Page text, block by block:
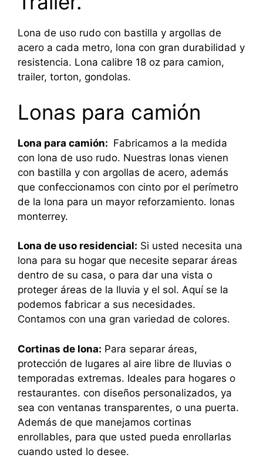
Lona de uso rudo con bastilla y argollas de
acero a cada metro, lona con gran durabilidad y
resistencia. Lona calibre 18 oz para camion,
trailer, torton, gondolas.
Lonas para camión
Lona para camión: Fabricamos a la medida
con lona de uso rudo. Nuestras lonas vienen
con bastilla y con argollas de acero, además
que confeccionamos con cinto por el perímetro
de la lona para un mayor reforzamiento. lonas
monterrey.
Lona de uso residencial: Si usted necesita una
lona para su hogar que necesite separar áreas
dentro de su casa, o para dar una vista o
proteger áreas de la lluvia y el sol. Aquí se la
podemos fabricar a sus necesidades.
Contamos con una gran variedad de colores.
Cortinas de lona: Para separar áreas,
protección de lugares al aire libre de lluvias o
temporadas extremas. Ideales para hogares o
restaurantes. con diseños personalizados, ya
sea con ventanas transparentes, o una puerta.
Además de que manejamos cortinas
enrollables, para que usted pueda enrollarlas
cuando usted lo desee.